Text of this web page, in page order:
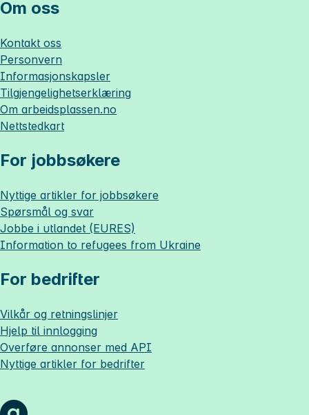
Om oss
Kontakt oss
Personvern
Informasjonskapsler
Tilgjengelighetserklæring
Om arbeidsplassen.no
Nettstedkart
For jobbsøkere
Nyttige artikler for jobbsøkere
Spørsmål og svar
Jobbe i utlandet (EURES)
Information to refugees from Ukraine
For bedrifter
Vilkår og retningslinjer
Hjelp til innlogging
Overføre annonser med API
Nyttige artikler for bedrifter